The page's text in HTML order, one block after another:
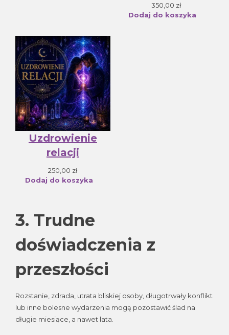
350,00 zł
Dodaj do koszyka
Uzdrowienie
relacji
250,00 zł
Dodaj do koszyka
3. Trudne
doświadczenia z
przeszłości
Rozstanie, zdrada, utrata bliskiej osoby, długotrwały konflikt
lub inne bolesne wydarzenia mogą pozostawić ślad na
długie miesiące, a nawet lata.